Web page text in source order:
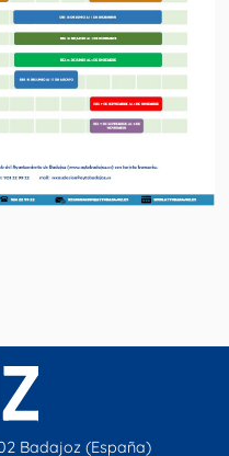
Badajoz (España)